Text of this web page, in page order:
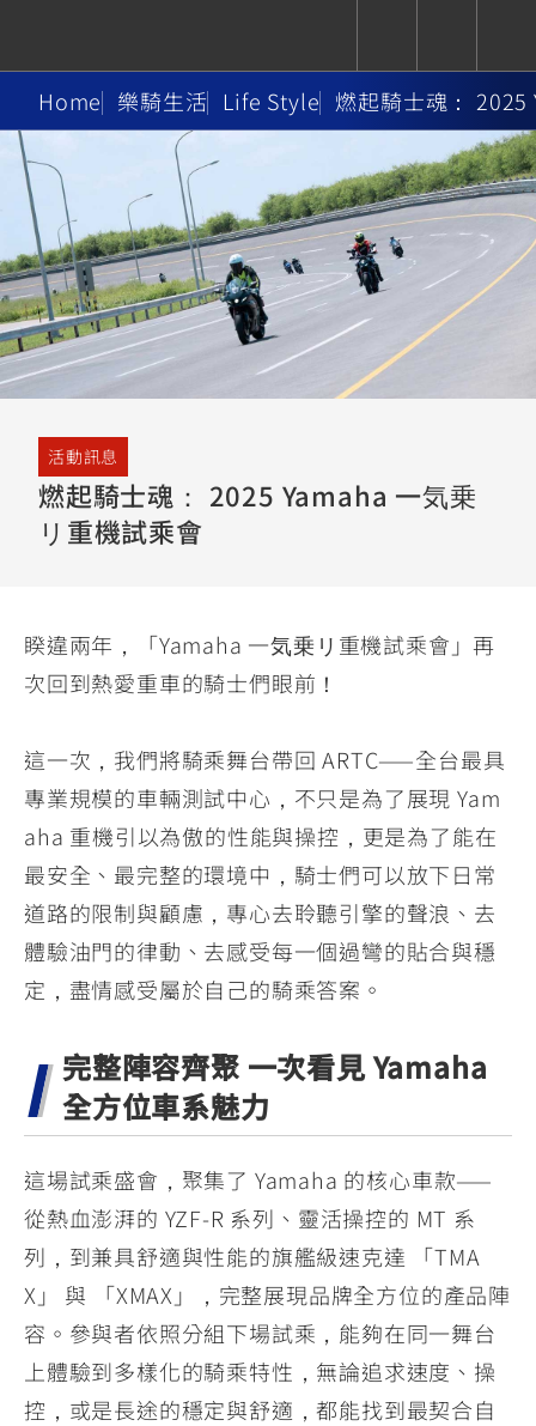
依風格
Super
Sport
Hyper
Naked
Sport
Heritage
YZF-R9
550+
550+
YZF-R3
YZF-R15
MT-
09
MT-
550+
MT-
550+
MT-
03
MT-
15
XSR
700
155
150
依風格
Premium Sport FashionAdventure Family
TMAX
550+
251~549
NMAX
AUGUR
CYGNUS
XR
125
2.0
150
RS NEO
Limi BW'S
125
AXIS
JOG
CUXiE
2.5 kw
追蹤愛車
我的愛車 瀏覽紀錄
Home 樂騎生活 Life Style 燃起騎士魂：
活動訊息
燃起騎士魂： 2025 Yamaha 一気乗
リ重機試乘會
睽違兩年，「Yamaha 一気乗リ重機試乘會」再
次回到熱愛重車的騎士們眼前！
這一次，我們將騎乘舞台帶回 ARTC——全台最具
專業規模的車輛測試中心，不只是為了展現 Yam
aha 重機引以為傲的性能與操控，更是為了能在
最安全、最完整的環境中，騎士們可以放下日常
道路的限制與顧慮，專心去聆聽引擎的聲浪、去
體驗油門的律動、去感受每一個過彎的貼合與穩
定，盡情感受屬於自己的騎乘答案。
完整陣容齊聚 一次看見 Yamaha
全方位車系魅力
這場試乘盛會，聚集了 Yamaha 的核心車款——
從熱血澎湃的 YZF-R 系列、靈活操控的 MT 系
列，到兼具舒適與性能的旗艦級速克達 「TMA
X」 與 「XMAX」，完整展現品牌全方位的產品陣
容。參與者依照分組下場試乘，能夠在同一舞台
上體驗到多樣化的騎乘特性，無論追求速度、操
控，或是長途的穩定與舒適，都能找到最契合自